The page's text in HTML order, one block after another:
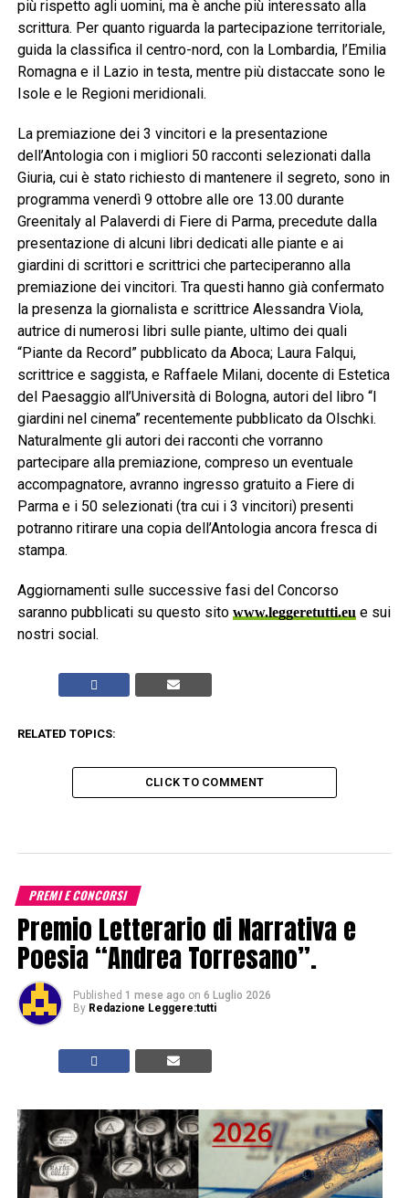
più rispetto agli uomini, ma è anche più interessato alla
scrittura. Per quanto riguarda la partecipazione territoriale,
guida la classifica il centro-nord, con la Lombardia, l’Emilia
Romagna e il Lazio in testa, mentre più distaccate sono le
Isole e le Regioni meridionali.
La premiazione dei 3 vincitori e la presentazione
dell’Antologia con i migliori 50 racconti selezionati dalla
Giuria, cui è stato richiesto di mantenere il segreto, sono in
programma venerdì 9 ottobre alle ore 13.00 durante
Greenitaly al Palaverdi di Fiere di Parma, precedute dalla
presentazione di alcuni libri dedicati alle piante e ai
giardini di scrittori e scrittrici che parteciperanno alla
premiazione dei vincitori. Tra questi hanno già confermato
la presenza la giornalista e scrittrice Alessandra Viola,
autrice di numerosi libri sulle piante, ultimo dei quali
“Piante da Record” pubblicato da Aboca; Laura Falqui,
scrittrice e saggista, e Raffaele Milani, docente di Estetica
del Paesaggio all’Università di Bologna, autori del libro “I
giardini nel cinema” recentemente pubblicato da Olschki.
Naturalmente gli autori dei racconti che vorranno
partecipare alla premiazione, compreso un eventuale
accompagnatore, avranno ingresso gratuito a Fiere di
Parma e i 50 selezionati (tra cui i 3 vincitori) presenti
potranno ritirare una copia dell’Antologia ancora fresca di
stampa.
Aggiornamenti sulle successive fasi del Concorso
saranno pubblicati su questo sito www.leggeretutti.eue sui
nostri social.
RELATED TOPICS:
CLICK TO COMMENT
PREMI E CONCORSI
Premio Letterario di Narrativa e
Poesia “Andrea Torresano”.
Published 1 mese ago on 6 Luglio 2026
By Redazione Leggere:tutti